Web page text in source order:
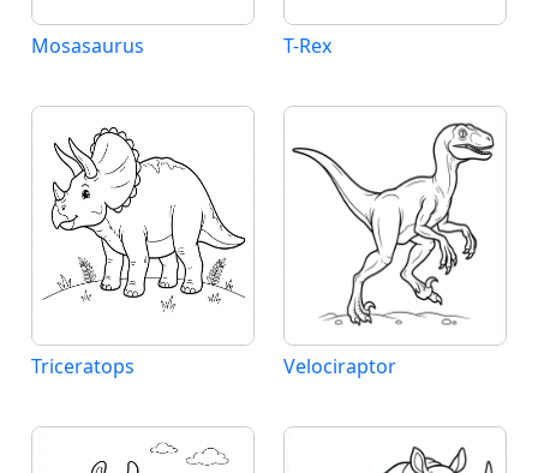
Mosasaurus T-Rex
Triceratops Velociraptor